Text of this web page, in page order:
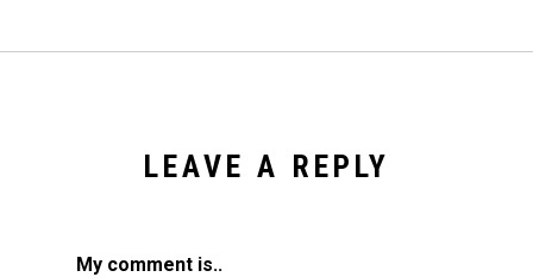
LEAVE A REPLY
My comment is..